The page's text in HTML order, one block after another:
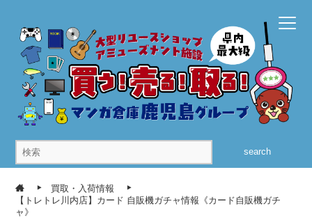
search
買取・入荷情報
【トレトレ川内店】カード 自販機ガチャ情報《カード自販機ガチ
ャ》